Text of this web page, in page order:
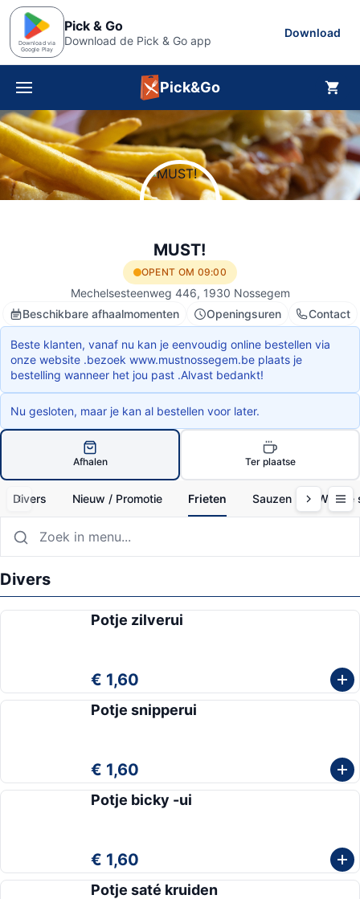
Download via
Google Play
Pick & Go
Download de Pick & Go app
Download
Menu Pick&Go
MUST!
OPENT OM 09:00
Mechelsesteenweg 446, 1930 Nossegem
Beschikbare afhaalmomenten
Openingsuren Contact
Beste klanten, vanaf nu kan je eenvoudig online bestellen via
onze website .bezoek www.mustnossegem.be plaats je
bestelling wanneer het jou past .Alvast bedankt!
Nu gesloten, maar je kan al bestellen voor later.
Afhalen Ter plaatse
Divers Nieuw / Promotie Frieten Sauzen
Divers
Potje zilverui
€ 1,60
Potje snipperui
€ 1,60
Potje bicky -ui
€ 1,60
Potje saté kruiden